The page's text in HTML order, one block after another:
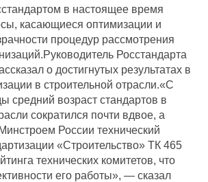
в настоящее время
касающиеся оптимизации и
процедур рассмотрения
Руководитель Росстандарта
о достигнутых результатах в
в строительной отрасли.«С
средний возраст стандартов в
сократился почти вдвое, а
России технический
«Строительство» ТК 465
технических комитетов, что
его работы», — сказал